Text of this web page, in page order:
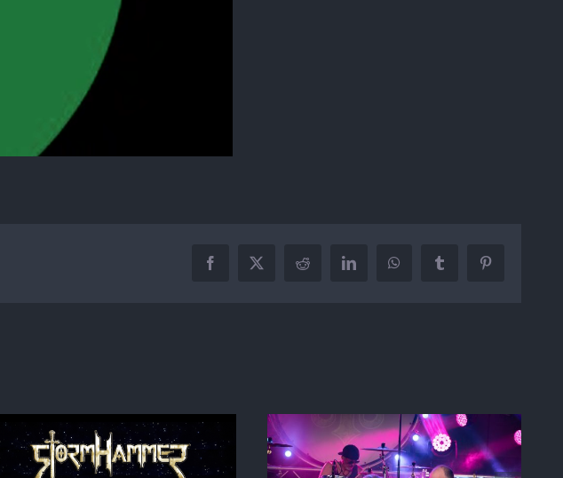
Facebook
X Reddit LinkedInWhatsAppTumblr Pinterest